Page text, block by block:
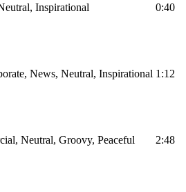
Inspirational 0:40
News, Neutral, Inspirational 1:12
Neutral, Groovy, Peaceful 2:48